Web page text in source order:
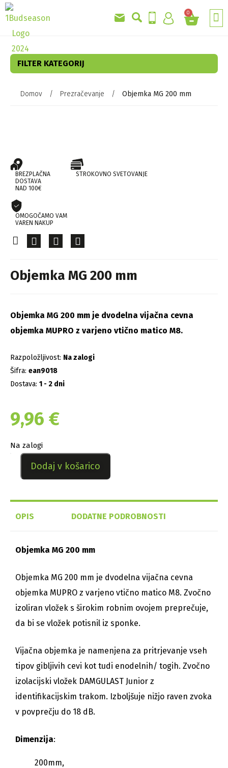
0
FILTER KATEGORIJ
Domov / Prezračevanje / Objemka MG 200 mm
BREZPLAČNA
DOSTAVA
NAD 100€
STROKOVNO SVETOVANJE
OMOGOČAMO VAM
VAREN NAKUP
Objemka MG 200 mm
Objemka MG 200 mm je dvodelna vijačna cevna
objemka MUPRO z varjeno vtično matico M8.
Razpoložljivost: Na zalogi
Šifra: ean9018
Dostava: 1 - 2 dni
9,96 €
Na zalogi
Dodaj v košarico
OPIS DODATNE PODROBNOSTI
Objemka MG 200 mm
Objemka MG 200 mm je dvodelna vijačna cevna
objemka MUPRO z varjeno vtično matico M8. Zvočno
izoliran vložek s širokim robnim ovojem preprečuje,
da bi se vložek potisnil iz sponke.
Vijačna objemka je namenjena za pritrjevanje vseh
tipov gibljivih cevi kot tudi enodelnih/ togih. Zvočno
izolacijski vložek DAMGULAST Junior z
identifikacijskim trakom. Izboljšuje nižjo raven zvoka
v povprečju do 18 dB.
Dimenzija:
200mm,